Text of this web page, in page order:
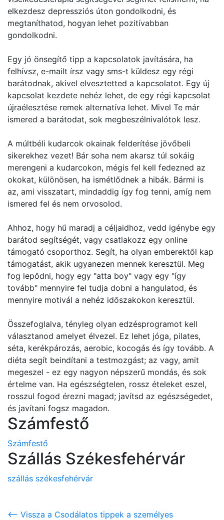
elkezdesz depressziós úton gondolkodni, és
megtaníthatod, hogyan lehet pozitívabban
gondolkodni.
Egy jó önsegítő tipp a kapcsolatok javítására, ha
felhívsz, e-mailt írsz vagy sms-t küldesz egy régi
barátodnak, akivel elvesztetted a kapcsolatot. Egy új
kapcsolat kezdete nehéz lehet, de egy régi kapcsolat
újraélesztése remek alternatíva lehet. Mivel Te már
ismered a barátodat, sok megbeszélnivalótok lesz.
A múltbéli kudarcok okainak felderítése jövőbeli
sikerekhez vezet! Bár soha nem akarsz túl sokáig
merengeni a kudarcokon, mégis fel kell fedezned az
okokat, különösen, ha ismétlődnek a hibák. Bármi is
az, ami visszatart, mindaddig így fog tenni, amíg nem
ismered fel és nem orvosolod.
Ahhoz, hogy hű maradj a céljaidhoz, vedd igénybe egy
barátod segítségét, vagy csatlakozz egy online
támogató csoporthoz. Segít, ha olyan emberektől kap
támogatást, akik ugyanezen mennek keresztül. Meg
fog lepődni, hogy egy "atta boy" vagy egy "így
tovább" mennyire fel tudja dobni a hangulatod, és
mennyire motivál a nehéz időszakokon keresztül.
Összefoglalva, tényleg olyan edzésprogramot kell
választanod amelyet élvezel. Ez lehet jóga, pilates,
séta, kerékpározás, aerobic, kocogás és így tovább. A
diéta segít beindítani a testmozgást; az vagy, amit
megeszel - ez egy nagyon népszerű mondás, és sok
értelme van. Ha egészségtelen, rossz ételeket eszel,
rosszul fogod érezni magad; javítsd az egészségedet,
és javítani fogsz magadon.
Számfestő
Számfestő
Szállás Székesfehérvár
szállás székesfehérvár
<-- Vissza a Csodálatos tippek a személyes